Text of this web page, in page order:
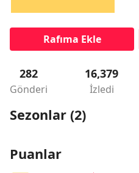
Rafıma Ekle
282
Gönderi
16,379
İzledi
Sezonlar (2)
Puanlar